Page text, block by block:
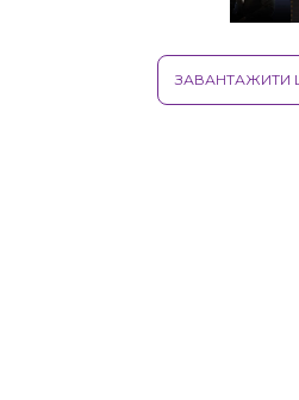
ЗАВАНТАЖИТИ